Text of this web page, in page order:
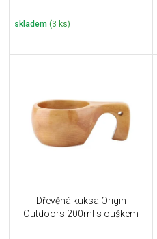
skladem (3 ks)
Dřevěná kuksa Origin
Outdoors 200ml s ouškem